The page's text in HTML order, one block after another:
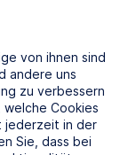
von ihnen sind
andere uns
zu verbessern
Cookies
jederzeit in der
Sie, dass bei